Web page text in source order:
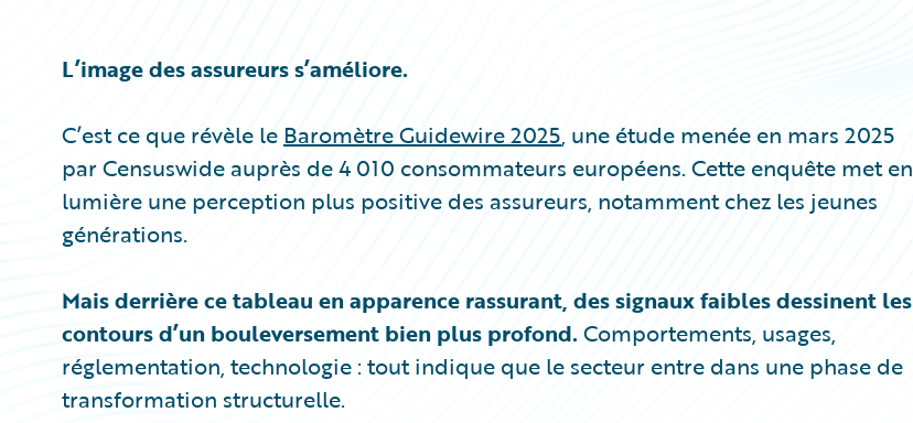
L’image des assureurs s’améliore.
C’est ce que révèle le Baromètre Guidewire 2025, une étude menée en mars 2025
par Censuswide auprès de 4 010 consommateurs européens. Cette enquête met en
lumière une perception plus positive des assureurs, notamment chez les jeunes
générations.
Mais derrière ce tableau en apparence rassurant, des signaux faibles dessinent les
contours d’un bouleversement bien plus profond.Comportements, usages,
réglementation, technologie : tout indique que le secteur entre dans une phase de
transformation structurelle.